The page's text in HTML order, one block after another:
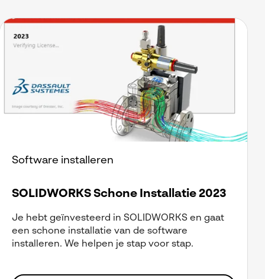
Software installeren
SOLIDWORKS Schone Installatie 2023
Je hebt geïnvesteerd in SOLIDWORKS en gaat
een schone installatie van de software
installeren. We helpen je stap voor stap.